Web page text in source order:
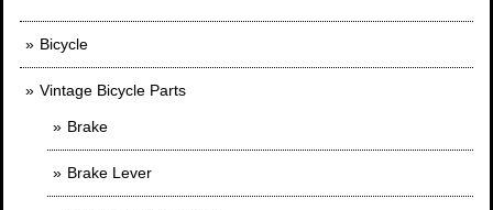
Bicycle
Vintage Bicycle Parts
Brake
Brake Lever